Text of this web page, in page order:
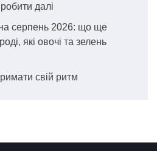
далі
серпень 2026: що ще
які овочі та зелень
свій ритм